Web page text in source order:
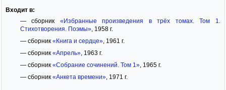
Входит в:
— сборник «Избранные произведения в трёх томах. Том 1.
Стихотворения. Поэмы», 1958 г.
— сборник «Книга и сердце», 1961 г.
— сборник «Апрель», 1963 г.
— сборник «Собрание сочинений. Том 1», 1965 г.
— сборник «Анкета времени», 1971 г.